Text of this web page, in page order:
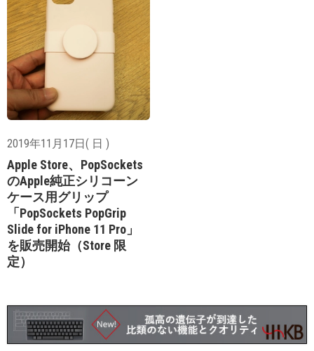
2019年11月17日( 日 )
Apple Store、PopSockets
のApple純正シリコーン
ケース用グリップ
「PopSockets PopGrip
Slide for iPhone 11 Pro」
を販売開始（Store 限
定）